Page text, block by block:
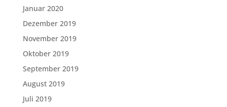
Januar 2020
Dezember 2019
November 2019
Oktober 2019
September 2019
August 2019
Juli 2019